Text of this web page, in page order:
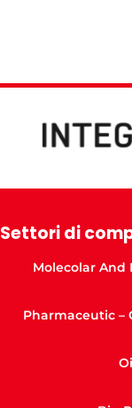
Settori di
Molecolar And
Pharmaceutic –